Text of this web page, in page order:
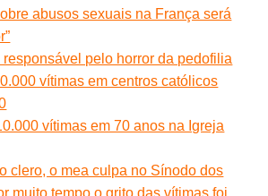
abusos sexuais na França será
responsável pelo horror da pedofilia
vítimas em centros católicos
vítimas em 70 anos na Igreja
clero, o mea culpa no Sínodo dos
muito tempo o grito das vítimas foi